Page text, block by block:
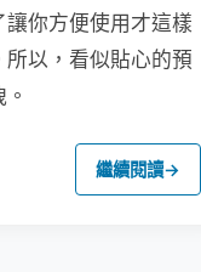
你方便使用才這樣
以，看似貼心的預
繼續閱讀→